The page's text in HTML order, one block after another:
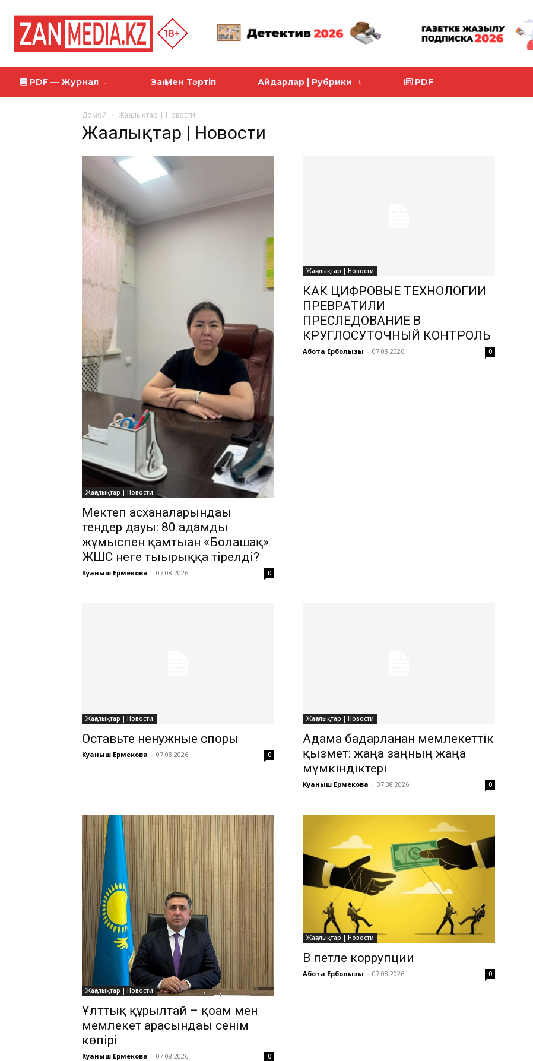
PDF — Журнал Заң Мен Тәртіп Айдарлар | Рубрики PDF
Домой Жаңалықтар | Новости
Жаңалықтар | Новости
Жаңалықтар | Новости
Мектеп асханаларындағы
тендер дауы: 80 адамды
жұмыспен қамтыған «Болашақ»
ЖШС неге тығырыққа тірелді?
Куаныш Ермекова - 07.08.2026 0
Жаңалықтар | Новости
КАК ЦИФРОВЫЕ ТЕХНОЛОГИИ
ПРЕВРАТИЛИ
ПРЕСЛЕДОВАНИЕ В
КРУГЛОСУТОЧНЫЙ КОНТРОЛЬ
Ақбота Ерболқызы - 07.08.2026 0
Жаңалықтар | Новости
Оставьте ненужные споры
Куаныш Ермекова - 07.08.2026 0
Жаңалықтар | Новости
Адамға бағдарланған мемлекеттік
қызмет: жаңа заңның жаңа
мүмкіндіктері
Куаныш Ермекова - 07.08.2026 0
Жаңалықтар | Новости
Ұлттық құрылтай – қоғам мен
мемлекет арасындағы сенім
көпірі
Куаныш Ермекова - 07.08.2026 0
Жаңалықтар | Новости
В петле коррупции
Ақбота Ерболқызы - 07.08.2026 0